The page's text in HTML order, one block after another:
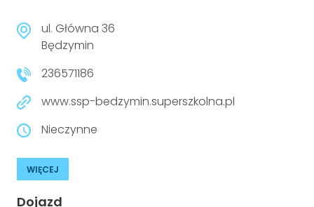
ul. Główna 36
Będzymin
236571186
www.ssp-bedzymin.superszkolna.pl
Nieczynne
WIĘCEJ
Dojazd